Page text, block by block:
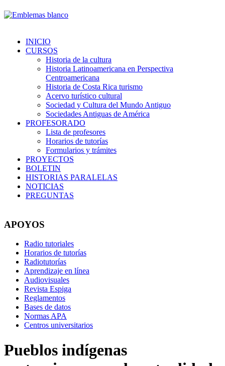
INICIO
CURSOS
Historia de la cultura
Historia Latinoamericana en Perspectiva
Centroamericana
Historia de Costa Rica turismo
Acervo turístico cultural
Sociedad y Cultura del Mundo Antiguo
Sociedades Antiguas de América
PROFESORADO
Lista de profesores
Horarios de tutorías
Formularios y trámites
PROYECTOS
BOLETIN
HISTORIAS PARALELAS
NOTICIAS
PREGUNTAS
APOYOS
Radio tutoriales
Horarios de tutorías
Radiotutorías
Aprendizaje en línea
Audiovisuales
Revista Espiga
Reglamentos
Bases de datos
Normas APA
Centros universitarios
Pueblos indígenas